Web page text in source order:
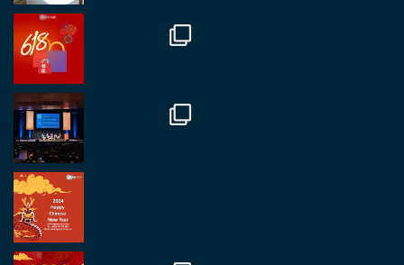
RegroupChina
Great to catch up with our colleague and friend,
Mr Daniel Batemam discussing new opportunities
in China. A pleasure as always.
#rethinkchina
Regroup Media
Great to be at the Transport and Logistics Expo